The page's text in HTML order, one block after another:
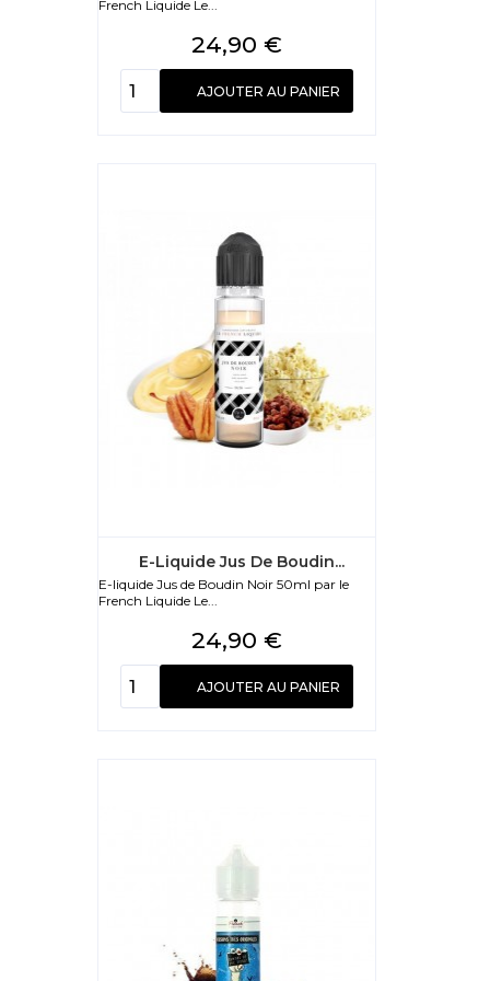
French Liquide Le...
Prix
24,90 €
AJOUTER AU PANIER
E-Liquide Jus De Boudin...
E-liquide Jus de Boudin Noir 50ml par le
French Liquide Le...
Prix
24,90 €
AJOUTER AU PANIER